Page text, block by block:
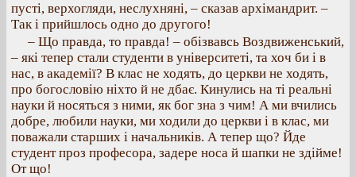
пусті, верхогляди, неслухняні, – сказав архімандрит. –
Так і прийшлось одно до другого!
– Що правда, то правда! – обізвавсь Воздвиженський,
– які тепер стали студенти в університеті, та хоч би і в
нас, в академії? В клас не ходять, до церкви не ходять,
про богословію ніхто й не дбає. Кинулись на ті реальні
науки й носяться з ними, як бог зна з чим! А ми вчились
добре, любили науки, ми ходили до церкви і в клас, ми
поважали старших і начальників. А тепер що? Йде
студент проз професора, задере носа й шапки не здійме!
От що!